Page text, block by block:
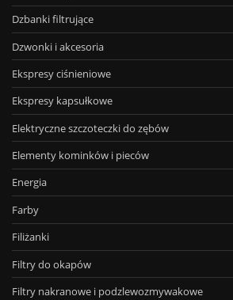
Dzbanki filtrujące
Dzwonki i akcesoria
Ekspresy ciśnieniowe
Ekspresy kapsułkowe
Elektryczne szczoteczki do zębów
Elementy kominków i pieców
Energia
Farby
Filiżanki
Filtry do okapów
Filtry nakranowe i podzlewozmywakowe